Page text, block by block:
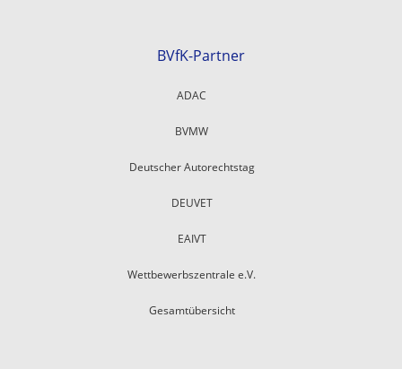
BVfK-Partner
ADAC
BVMW
Deutscher Autorechtstag
DEUVET
EAIVT
Wettbewerbszentrale e.V.
Gesamtübersicht